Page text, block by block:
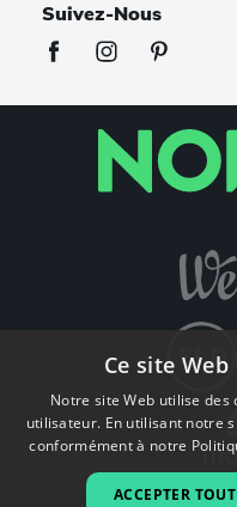
Suivez-Nous
Ce site
Notre site Web utilise
utilisateur. En utilisant notre
conformément à notre
ACCEPTER TOUT